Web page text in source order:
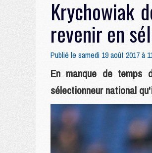
Krychowiak
revenir en
Publié le samedi 19 août 2017 à
En manque de temps
sélectionneur national